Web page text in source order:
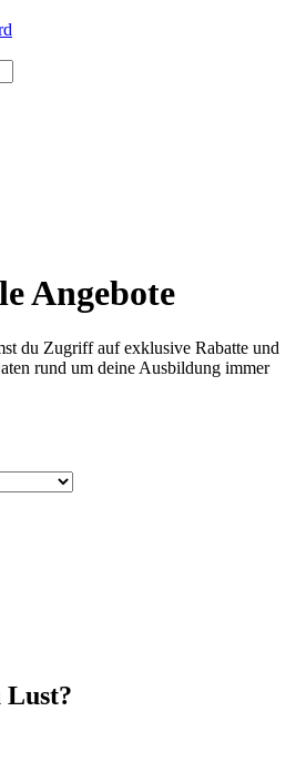
Angebote
du Zugriff auf exklusive Rabatte und
rund um deine Ausbildung immer
Lust?